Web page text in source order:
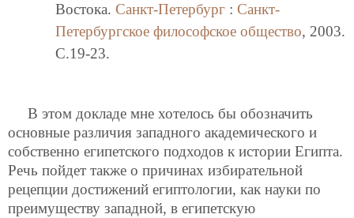
Востока. Санкт-Петербург : Санкт-
Петербургское философское общество, 2003.
C.19-23.
В этом докладе мне хотелось бы обозначить
основные различия западного академического и
собственно египетского подходов к истории Египта.
Речь пойдет также о причинах избирательной
рецепции достижений египтологии, как науки по
преимуществу западной, в египетскую